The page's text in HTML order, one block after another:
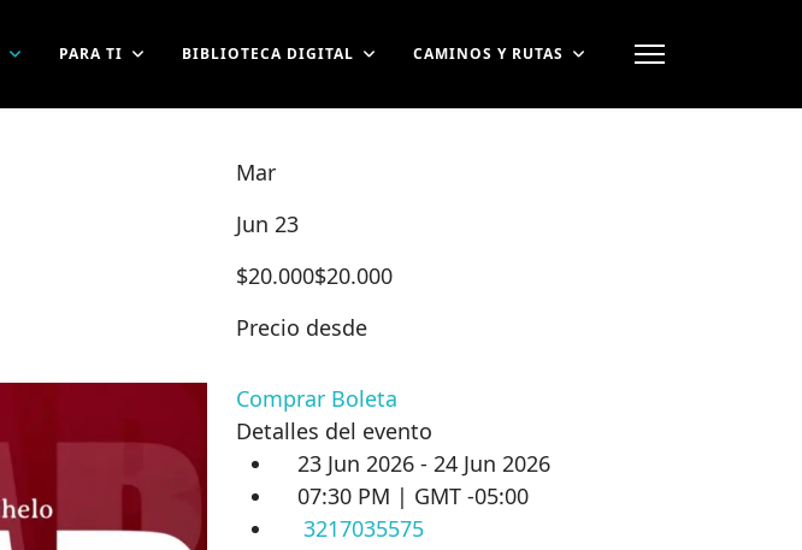
PARA TI BIBLIOTECA DIGITAL CAMINOS Y RUTAS
Mar
Jun 23
$20.000$20.000
Precio desde
Comprar Boleta
Detalles del evento
23 Jun 2026 - 24 Jun 2026
07:30 PM | GMT -05:00
3217035575